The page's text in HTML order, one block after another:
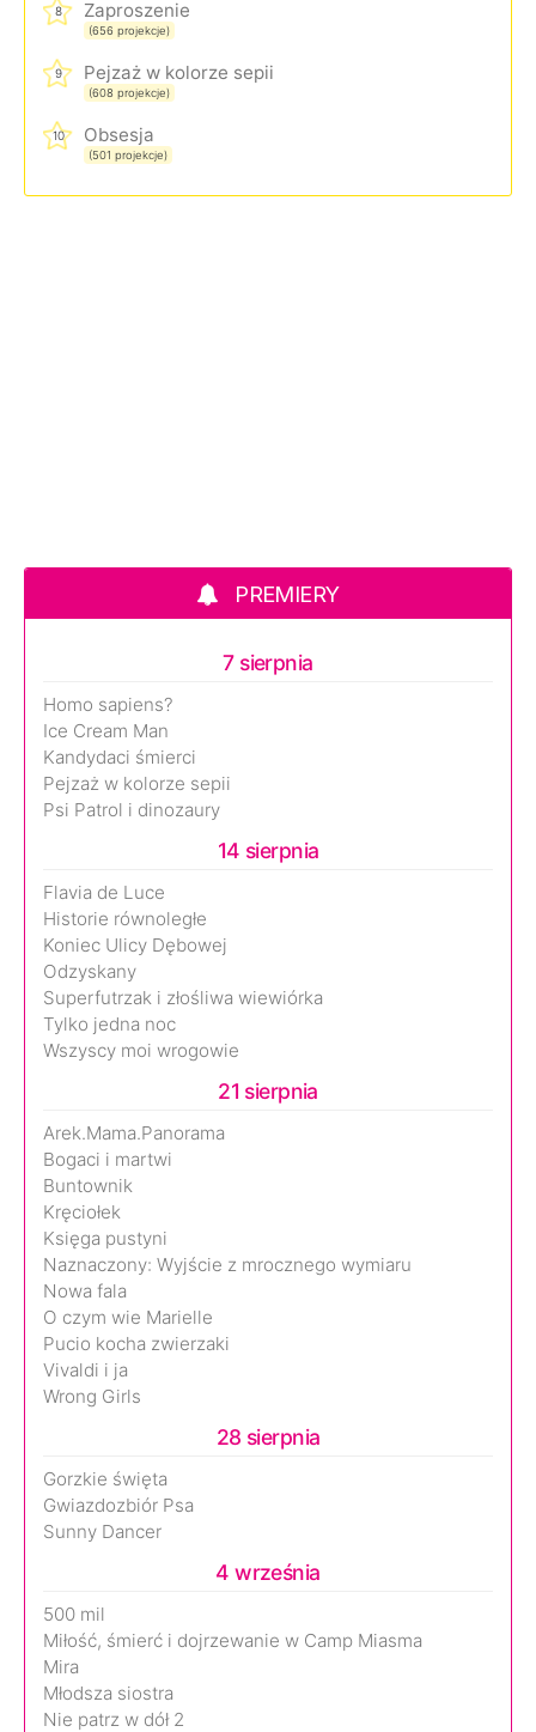
8 Zaproszenie
(656 projekcje)
9 Pejzaż w kolorze sepii
(608 projekcje)
10 Obsesja
(501 projekcje)
PREMIERY
7 sierpnia
Homo sapiens?
Ice Cream Man
Kandydaci śmierci
Pejzaż w kolorze sepii
Psi Patrol i dinozaury
14 sierpnia
Flavia de Luce
Historie równoległe
Koniec Ulicy Dębowej
Odzyskany
Superfutrzak i złośliwa wiewiórka
Tylko jedna noc
Wszyscy moi wrogowie
21 sierpnia
Arek.Mama.Panorama
Bogaci i martwi
Buntownik
Kręciołek
Księga pustyni
Naznaczony: Wyjście z mrocznego wymiaru
Nowa fala
O czym wie Marielle
Pucio kocha zwierzaki
Vivaldi i ja
Wrong Girls
28 sierpnia
Gorzkie święta
Gwiazdozbiór Psa
Sunny Dancer
4 września
500 mil
Miłość, śmierć i dojrzewanie w Camp Miasma
Mira
Młodsza siostra
Nie patrz w dół 2